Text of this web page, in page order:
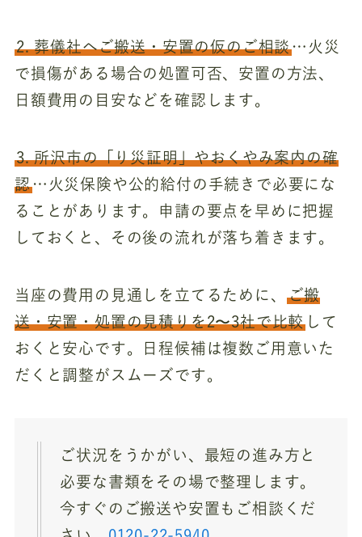
2. 葬儀社へご搬送・安置の仮のご相談…火災
で損傷がある場合の処置可否、安置の方法、
日額費用の目安などを確認します。
3. 所沢市の「り災証明」やおくやみ案内の確
認…火災保険や公的給付の手続きで必要にな
ることがあります。申請の要点を早めに把握
しておくと、その後の流れが落ち着きます。
当座の費用の見通しを立てるために、
ご搬
送・安置・処置の見積りを2〜3社で比較 して
おくと安心です。日程候補は複数ご用意いた
だくと調整がスムーズです。
ご状況をうかがい、最短の進み方と
必要な書類をその場で整理します。
今すぐのご搬送や安置もご相談くだ